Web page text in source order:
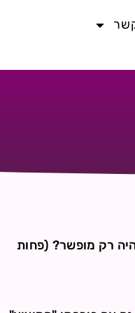
רק מופשר? (פחות